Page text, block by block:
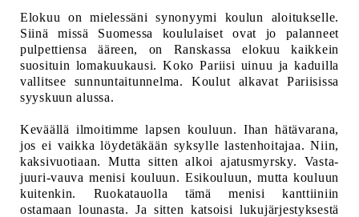
Elokuu on mielessäni synonyymi koulun aloitukselle.
Siinä missä Suomessa koululaiset ovat jo palanneet
pulpettiensa ääreen, on Ranskassa elokuu kaikkein
suosituin lomakuukausi. Koko Pariisi uinuu ja kaduilla
vallitsee sunnuntaitunnelma. Koulut alkavat Pariisissa
syyskuun alussa.
Keväällä ilmoitimme lapsen kouluun. Ihan hätävarana,
jos ei vaikka löydetäkään syksylle lastenhoitajaa. Niin,
kaksivuotiaan. Mutta sitten alkoi ajatusmyrsky. Vasta-
juuri-vauva menisi kouluun. Esikouluun, mutta kouluun
kuitenkin. Ruokatauolla tämä menisi kanttiiniin
ostamaan lounasta. Ja sitten katsoisi lukujärjestyksestä